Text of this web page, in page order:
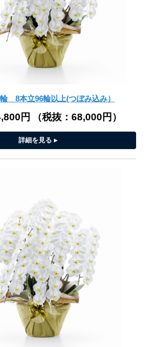
8本立96輪以上(つぼみ込み）
円 （税抜： 68,000円 ）